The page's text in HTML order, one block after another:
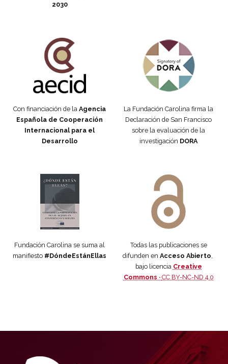
2030
Con financiación de la Agencia
Española de Cooperación
Internacional para el
Desarrollo
La Fundación Carolina firma la
Declaración de San Francisco
sobre la evaluación de la
investigación DORA
Fundación Carolina se suma al
manifiesto #DóndeEstánEllas
Todas las publicaciones se
difunden en Acceso Abierto,
bajo licencia Creative
Commons · CC BY-NC-ND 4.0